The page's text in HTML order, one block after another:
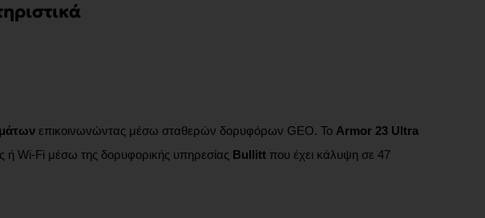
επικοινωνώντας μέσω σταθερών δορυφόρων GEO. Το Armor 23 Ultra
ή Wi-Fi μέσω της δορυφορικής υπηρεσίας Bullitt που έχει κάλυψη σε 47